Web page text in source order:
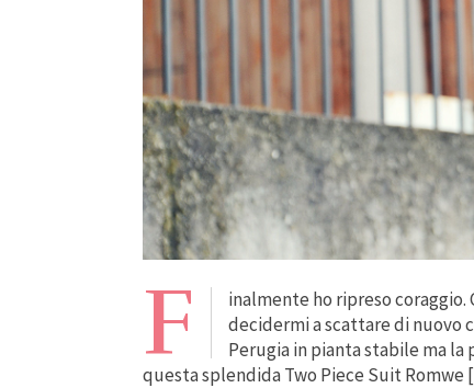
F
inalmente ho ripreso coraggio.
decidermi a scattare di nuovo
Perugia in pianta stabile ma la
questa splendida Two Piece Suit